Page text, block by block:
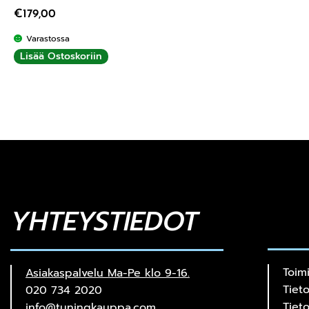
€179,00
Varastossa
Lisää Ostoskoriin
YHTEYSTIEDOT
Asiakaspalvelu Ma-Pe klo 9-16.
020 734 2020